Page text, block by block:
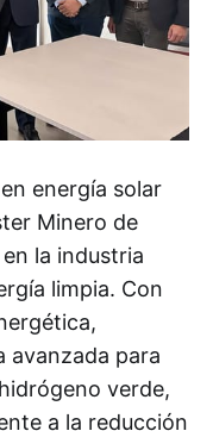
energía solar
Minero de
la industria
limpia. Con
avanzada para
verde,
a la reducción